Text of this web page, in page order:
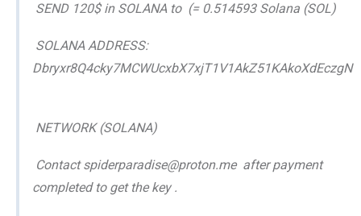
SEND 120$ in SOLANA to (= 0.514593 Solana (SOL)
SOLANA ADDRESS:
Dbryxr8Q4cky7MCWUcxbX7xjT1V1AkZ51KAkoXdEczgN
NETWORK (SOLANA)
Contact spiderparadise@proton.me after payment
completed to get the key .